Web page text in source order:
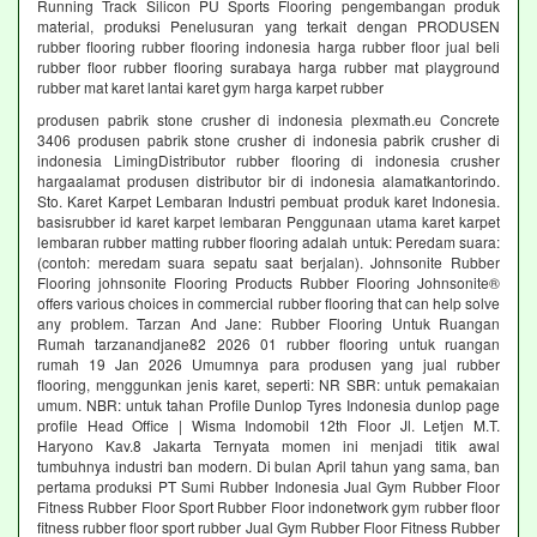
Running Track Silicon PU Sports Flooring pengembangan produk
material, produksi Penelusuran yang terkait dengan PRODUSEN
rubber flooring rubber flooring indonesia harga rubber floor jual beli
rubber floor rubber flooring surabaya harga rubber mat playground
rubber mat karet lantai karet gym harga karpet rubber
produsen pabrik stone crusher di indonesia plexmath.eu Concrete
3406 produsen pabrik stone crusher di indonesia pabrik crusher di
indonesia LimingDistributor rubber flooring di indonesia crusher
hargaalamat produsen distributor bir di indonesia alamatkantorindo.
Sto. Karet Karpet Lembaran Industri pembuat produk karet Indonesia.
basisrubber id karet karpet lembaran Penggunaan utama karet karpet
lembaran rubber matting rubber flooring adalah untuk: Peredam suara:
(contoh: meredam suara sepatu saat berjalan). Johnsonite Rubber
Flooring johnsonite Flooring Products Rubber Flooring Johnsonite®
offers various choices in commercial rubber flooring that can help solve
any problem. Tarzan And Jane: Rubber Flooring Untuk Ruangan
Rumah tarzanandjane82 2026 01 rubber flooring untuk ruangan
rumah 19 Jan 2026 Umumnya para produsen yang jual rubber
flooring, menggunkan jenis karet, seperti: NR SBR: untuk pemakaian
umum. NBR: untuk tahan Profile Dunlop Tyres Indonesia dunlop page
profile Head Office | Wisma Indomobil 12th Floor Jl. Letjen M.T.
Haryono Kav.8 Jakarta Ternyata momen ini menjadi titik awal
tumbuhnya industri ban modern. Di bulan April tahun yang sama, ban
pertama produksi PT Sumi Rubber Indonesia Jual Gym Rubber Floor
Fitness Rubber Floor Sport Rubber Floor indonetwork gym rubber floor
fitness rubber floor sport rubber Jual Gym Rubber Floor Fitness Rubber